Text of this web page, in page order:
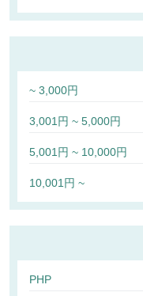
~ 3,000円
3,001円 ~ 5,000円
5,001円 ~ 10,000円
10,001円 ~
PHP